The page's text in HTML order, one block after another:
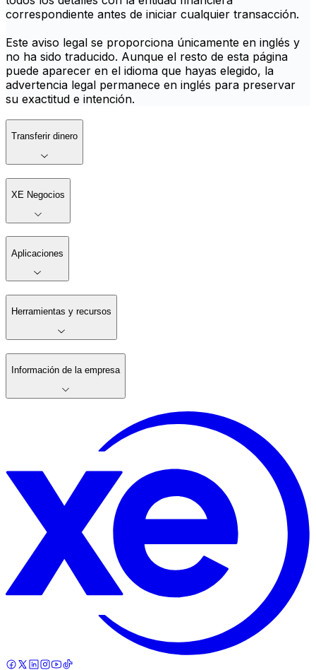
correspondiente antes de iniciar cualquier transacción.
Este aviso legal se proporciona únicamente en inglés y
no ha sido traducido. Aunque el resto de esta página
puede aparecer en el idioma que hayas elegido, la
advertencia legal permanece en inglés para preservar
su exactitud e intención.
Transferir dinero
XE Negocios
Aplicaciones
Herramientas y recursos
Información de la empresa